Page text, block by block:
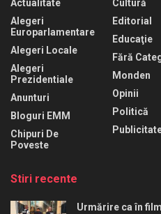
Actualitate
Alegeri
Europarlamentare
Alegeri Locale
Alegeri
Prezidentiale
Anunturi
Bloguri EMM
Chipuri De
Poveste
Cultură
Editorial
Educaţie
Fără
Monden
Opinii
Politică
Stiri recente
Urmărire ca în